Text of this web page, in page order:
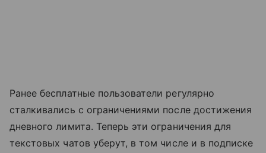
Ранее бесплатные пользователи регулярно
сталкивались с ограничениями после достижения
дневного лимита. Теперь эти ограничения для
текстовых чатов уберут, в том числе и в подписке